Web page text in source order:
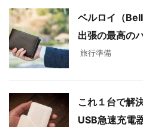
ベルロイ（
出張の最高の
旅行準備
これ１台で解
USB急速充電